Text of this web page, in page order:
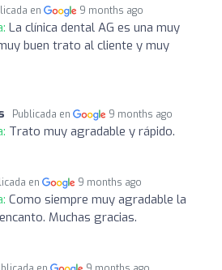
en 9 months ago
La clínica dental AG es una muy
buen trato al cliente y muy
Publicada en 9 months ago
Trato muy agradable y rápido.
en 9 months ago
Como siempre muy agradable la
Muchas gracias.